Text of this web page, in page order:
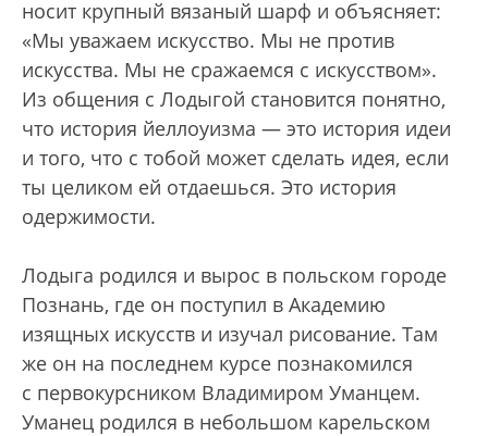
носит крупный вязаный шарф и объясняет:
«Мы уважаем искусство. Мы не против
искусства. Мы не сражаемся с искусством».
Из общения с Лодыгой становится понятно,
что история йеллоуизма — это история идеи
и того, что с тобой может сделать идея, если
ты целиком ей отдаешься. Это история
одержимости.
Лодыга родился и вырос в польском городе
Познань, где он поступил в Академию
изящных искусств и изучал рисование. Там
же он на последнем курсе познакомился
с первокурсником Владимиром Уманцем.
Уманец родился в небольшом карельском